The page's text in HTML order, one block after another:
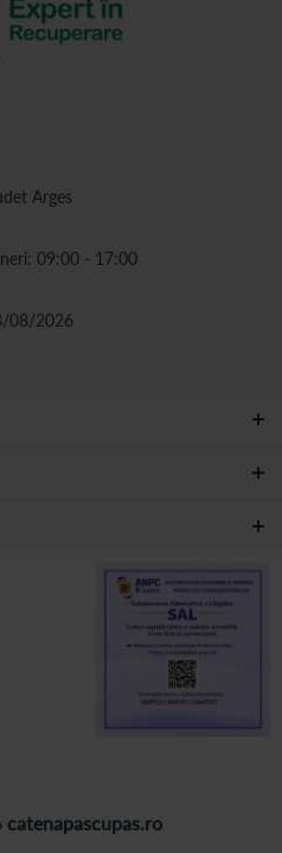
Arges
09:00 - 17:00
08/2026
catenapascupas.ro